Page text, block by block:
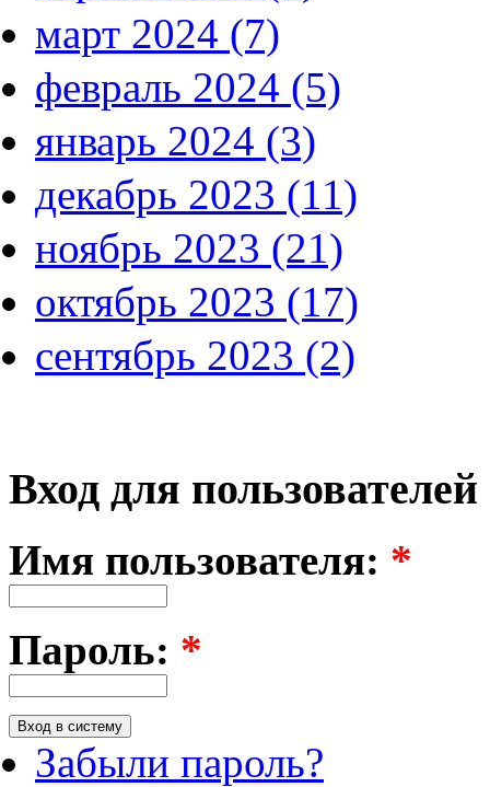
март 2024 (7)
февраль 2024 (5)
январь 2024 (3)
декабрь 2023 (11)
ноябрь 2023 (21)
октябрь 2023 (17)
сентябрь 2023 (2)
Вход для пользователей
Имя пользователя: *
Пароль: *
Забыли пароль?